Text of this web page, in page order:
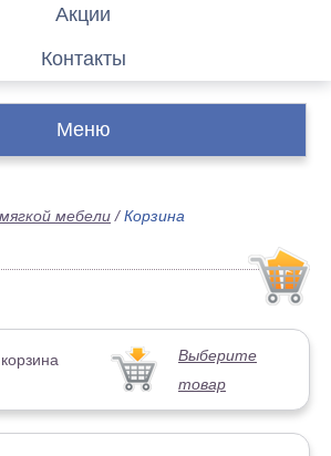
Акции
Контакты
Меню
мебели /Корзина
Выберите
товар